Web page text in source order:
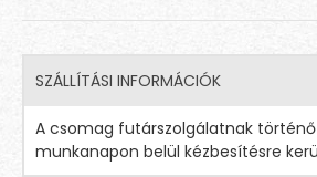
SZÁLLÍTÁSI INFORMÁCIÓK
A csomag futárszolgálatnak
munkanapon belül kézbesítésre